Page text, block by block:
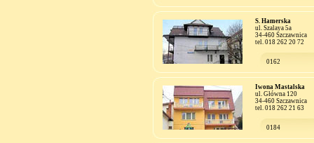
S. Hamerska
ul. Szalaya 5a
34-460 Szczawnica
tel. 018 262 20 72
0162
Iwona Mastalska
ul. Główna 120
34-460 Szczawnica
tel. 018 262 21 63
0184